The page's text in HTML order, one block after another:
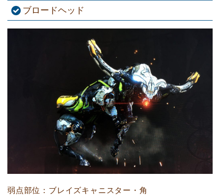
ブロードヘッド
弱点部位：ブレイズキャニスター・角